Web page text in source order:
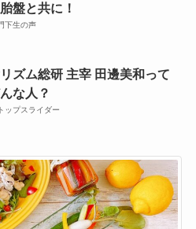
盤と共に！
下生の声
ズム総研 主宰 田邊美和って
な人？
トップスライダー